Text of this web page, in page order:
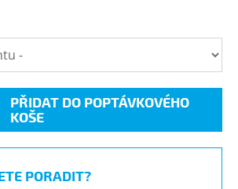
PŘIDAT DO POPTÁVKOVÉHO
KOŠE
PORADIT?